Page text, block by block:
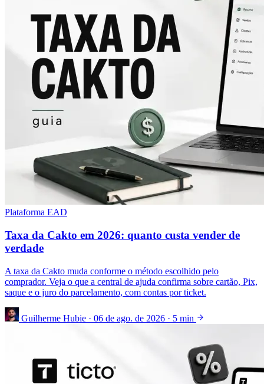
Plataforma EAD
Taxa da Cakto em 2026: quanto custa vender de
verdade
A taxa da Cakto muda conforme o método escolhido pelo
comprador. Veja o que a central de ajuda confirma sobre cartão, Pix,
saque e o juro do parcelamento, com contas por ticket.
Guilherme Hubie · 06 de ago. de 2026 · 5 min